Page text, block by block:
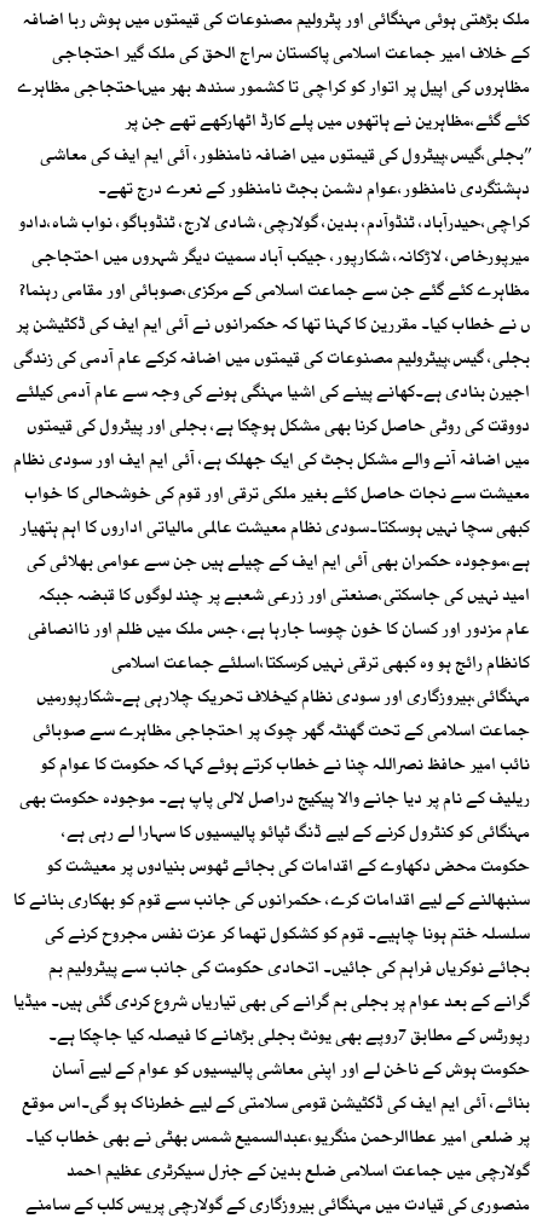
ملک بڑھتی ہوئی مہنگائی اور پٹرولیم مصنوعات کی قیمتوں میں ہوش ربا اضافہ
کے خلاف امیر جماعت اسلامی پاکستان سراج الحق کی ملک گیر احتجاجی
مظاہروں کی اپیل پر اتوار کو کراچی تا کشمور سندھ بھر میںاحتجاجی مظاہرے
کئے گئے،مظاہرین نے ہاتھوں میں پلے کارڈ اٹھارکھے تھے جن پر
’’بجلی،گیس،پیٹرول کی قیمتوں میں اضافہ نامنظور، آئی ایم ایف کی معاشی
دہشتگردی نامنظور،عوام دشمن بجٹ نامنظور کے نعرے درج تھے۔
کراچی،حیدرآباد، ٹنڈوآدم، بدین، گولارچی، شادی لارج، ٹنڈوباگو، نواب شاہ،دادو
میرپورخاص، لاڑکانہ، شکارپور، جیکب آباد سمیت دیگر شہروں میں احتجاجی
مظاہرے کئے گئے جن سے جماعت اسلامی کے مرکزی،صوبائی اور مقامی رہنما?
ں نے خطاب کیا۔ مقررین کا کہنا تھا کہ حکمرانوں نے آئی ایم ایف کی ڈکٹیشن پر
بجلی، گیس،پیٹرولیم مصنوعات کی قیمتوں میں اضافہ کرکے عام آدمی کی زندگی
اجیرن بنادی ہے۔کھانے پینے کی اشیا مہنگی ہونے کی وجہ سے عام آدمی کیلئے
دووقت کی روٹی حاصل کرنا بھی مشکل ہوچکا ہے، بجلی اور پیٹرول کی قیمتوں
میں اضافہ آنے والے مشکل بجٹ کی ایک جھلک ہے، آئی ایم ایف اور سودی نظام
معیشت سے نجات حاصل کئے بغیر ملکی ترقی اور قوم کی خوشحالی کا خواب
کبھی سچا نہیں ہوسکتا۔سودی نظام معیشت عالمی مالیاتی اداروں کا اہم ہتھیار
ہے،موجودہ حکمران بھی آئی ایم ایف کے چیلے ہیں جن سے عوامی بھلائی کی
امید نہیں کی جاسکتی،صنعتی اور زرعی شعبے پر چند لوگوں کا قبضہ جبکہ
عام مزدور اور کسان کا خون چوسا جارہا ہے، جس ملک میں ظلم اور ناانصافی
کانظام رائج ہو وہ کبھی ترقی نہیں کرسکتا،اسلئے جماعت اسلامی
مہنگائی،بیروزگاری اور سودی نظام کیخلاف تحریک چلارہی ہے۔شکارپورمیں
جماعت اسلامی کے تحت گھنٹہ گھر چوک پر احتجاجی مظاہرے سے صوبائی
نائب امیر حافظ نصراللہ چنا نے خطاب کرتے ہوئے کہا کہ حکومت کا عوام کو
ریلیف کے نام پر دیا جانے والا پیکیج دراصل لالی پاپ ہے۔ موجودہ حکومت بھی
مہنگائی کو کنٹرول کرنے کے لیے ڈنگ ٹپائو پالیسیوں کا سہارا لے رہی ہے،
حکومت محض دکھاوے کے اقدامات کی بجائے ٹھوس بنیادوں پر معیشت کو
سنبھالنے کے لیے اقدامات کرے، حکمرانوں کی جانب سے قوم کو بھکاری بنانے کا
سلسلہ ختم ہونا چاہیے۔ قوم کو کشکول تھما کر عزت نفس مجروح کرنے کی
بجائے نوکریاں فراہم کی جائیں۔ اتحادی حکومت کی جانب سے پیٹرولیم بم
گرانے کے بعد عوام پر بجلی بم گرانے کی بھی تیاریاں شروع کردی گئی ہیں۔ میڈیا
رپورٹس کے مطابق 7روپے بھی یونٹ بجلی بڑھانے کا فیصلہ کیا جاچکا ہے۔
حکومت ہوش کے ناخن لے اور اپنی معاشی پالیسیوں کو عوام کے لیے آسان
بنائے، آئی ایم ایف کی ڈکٹیشن قومی سلامتی کے لیے خطرناک ہو گی۔اس موقع
پر ضلعی امیر عطاالرحمن منگریو،عبدالسمیع شمس بھٹی نے بھی خطاب کیا۔
گولارچی میں جماعت اسلامی ضلع بدین کے جنرل سیکرٹری عظیم احمد
منصوری کی قیادت میں مہنگائی بیروزگاری کے گولارچی پریس کلب کے سامنے